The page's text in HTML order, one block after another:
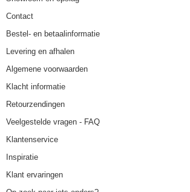
Contact
Bestel- en betaalinformatie
Levering en afhalen
Algemene voorwaarden
Klacht informatie
Retourzendingen
Veelgestelde vragen - FAQ
Klantenservice
Inspiratie
Klant ervaringen